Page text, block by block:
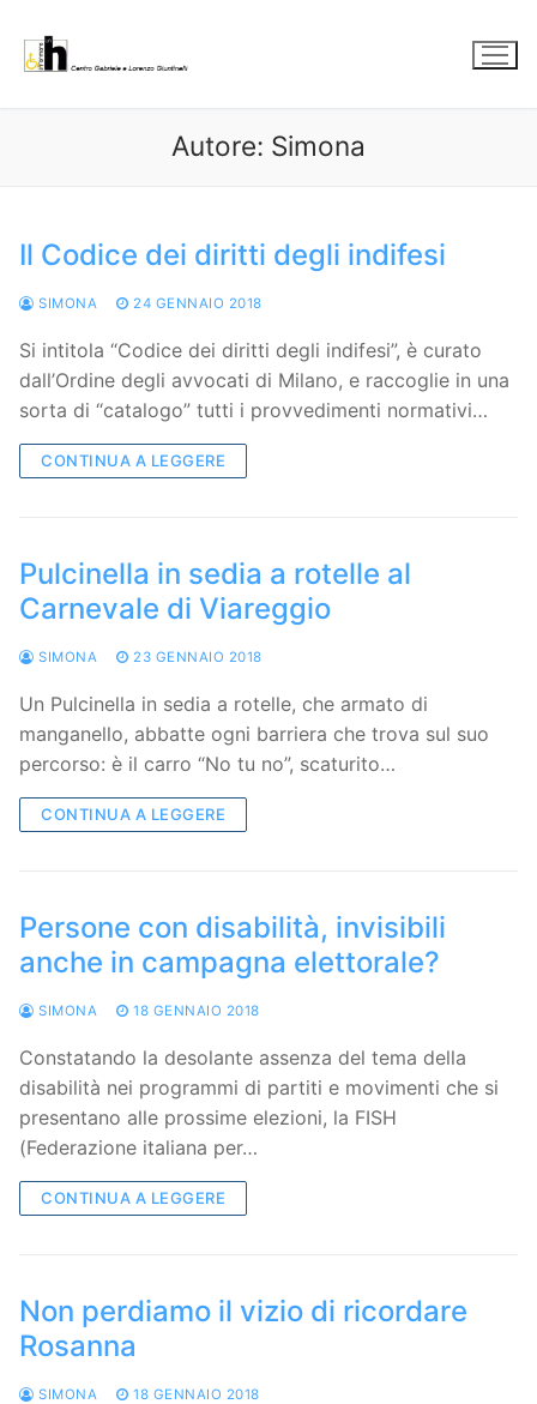
contenuto
Autore: Simona
Il Codice dei diritti degli indifesi
SIMONA 24 GENNAIO 2018
Si intitola “Codice dei diritti degli indifesi”, è curato
dall’Ordine degli avvocati di Milano, e raccoglie in una
sorta di “catalogo” tutti i provvedimenti normativi…
CONTINUA A LEGGERE
Pulcinella in sedia a rotelle al
Carnevale di Viareggio
SIMONA 23 GENNAIO 2018
Un Pulcinella in sedia a rotelle, che armato di
manganello, abbatte ogni barriera che trova sul suo
percorso: è il carro “No tu no”, scaturito…
CONTINUA A LEGGERE
Persone con disabilità, invisibili
anche in campagna elettorale?
SIMONA 18 GENNAIO 2018
Constatando la desolante assenza del tema della
disabilità nei programmi di partiti e movimenti che si
presentano alle prossime elezioni, la FISH
(Federazione italiana per…
CONTINUA A LEGGERE
Non perdiamo il vizio di ricordare
Rosanna
SIMONA 18 GENNAIO 2018